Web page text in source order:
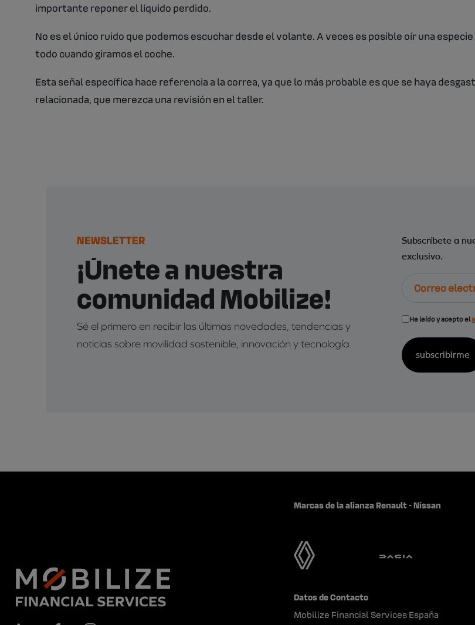
importante reponer el líquido perdido.
No es el único ruido que podemos escuchar desde el volante. A veces es posible oír una
todo cuando giramos el coche.
Esta señal específica hace referencia a la correa, ya que lo más probable es que se haya
relacionada, que merezca una revisión en el taller.
NEWSLETTER
¡Únete a nuestra
comunidad Mobilize!
Sé el primero en recibir las últimas novedades, tendencias y
noticias sobre movilidad sostenible, innovación y tecnología.
Subscríbete a
exclusivo.
Consentimiento
(Obligatorio)
He leído y acepto el
Marcas de la alianza Renault - Nissan
Datos de Contacto
Mobilize Financial Services España